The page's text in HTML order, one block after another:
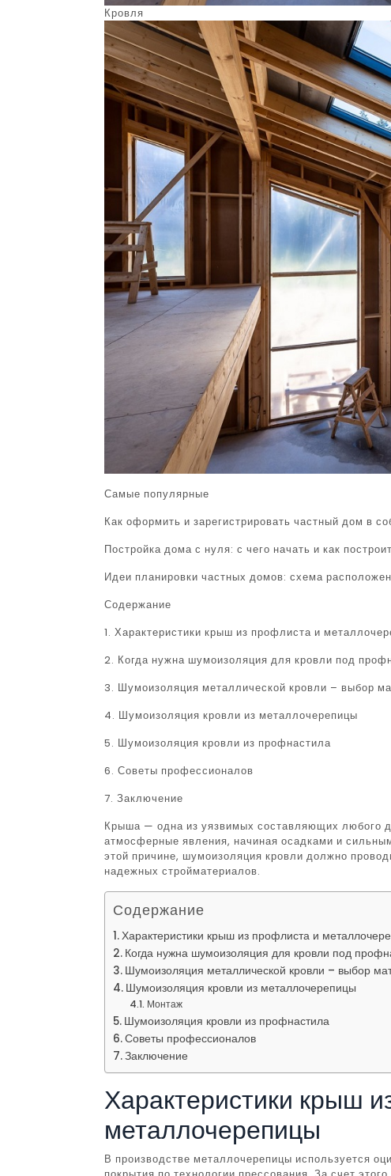
Кровля
Самые популярные
Как оформить и зарегистрировать частный дом в
Постройка дома с нуля: с чего начать и как
Идеи планировки частных домов: схема
Содержание
1. Характеристики крыш из профлиста и
2. Когда нужна шумоизоляция для кровли под
3. Шумоизоляция металлической кровли – выбор
4. Шумоизоляция кровли из металлочерепицы
5. Шумоизоляция кровли из профнастила
6. Советы профессионалов
7. Заключение
Крыша — одна из уязвимых составляющих любого
атмосферные явления, начиная осадками и
этой причине, шумоизоляция кровли должно
надежных стройматериалов.
Содержание
Характеристики крыш из профлиста и
Когда нужна шумоизоляция для кровли под
Шумоизоляция металлической кровли – выбор
Шумоизоляция кровли из металлочерепицы
Монтаж
Шумоизоляция кровли из профнастила
Советы профессионалов
Заключение
Характеристики крыш
металлочерепицы
В производстве металлочерепицы используется